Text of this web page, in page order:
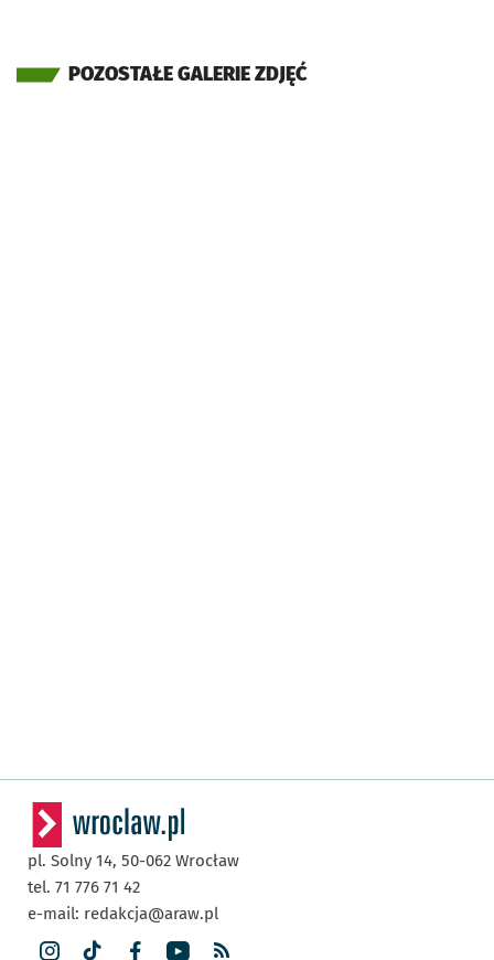
POZOSTAŁE GALERIE ZDJĘĆ
pl. Solny 14, 50-062 Wrocław
tel. 71 776 71 42
e-mail: redakcja@araw.pl